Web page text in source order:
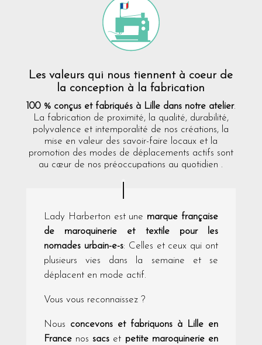
Les valeurs qui nous tiennent à coeur de
la conception à la fabrication
100 % conçus et fabriqués à Lille dans notre atelier.
La fabrication de proximité, la qualité, durabilité,
polyvalence et intemporalité de nos créations, la
mise en valeur des savoir-faire locaux et la
promotion des modes de déplacements actifs sont
au cœur de nos préoccupations au quotidien .
Lady Harberton est une marque française
de maroquinerie et textile pour les
nomades urbain-e-s: Celles et ceux qui ont
plusieurs vies dans la semaine et se
déplacent en mode actif.
Vous vous reconnaissez ?
Nous concevons et fabriquons à Lille en
Francenos sacs et petite maroquinerie en